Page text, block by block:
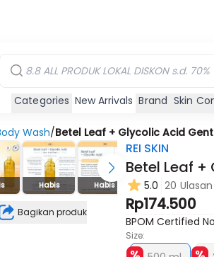
Categories New Arrivals Brand Skin
Wash/Betel Leaf + Glycolic Acid
Habis Habis Habis
Bagikan produk
REI SKIN
Betel Leaf
5.0 20 Ulasan
Rp174.500
BPOM Certified
Size: